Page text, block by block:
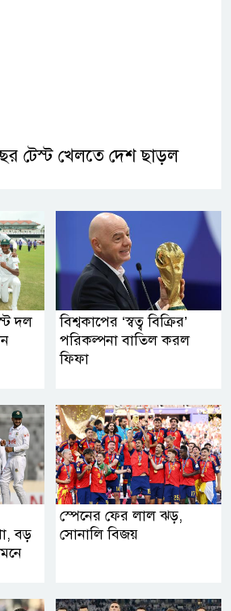
টেস্ট খেলতে দেশ ছাড়ল
দল
বিশ্বকাপের ‘স্বত্ব বিক্রির’
পরিকল্পনা বাতিল করল
ফিফা
বড়
স্পেনের ফের লাল ঝড়,
সোনালি বিজয়